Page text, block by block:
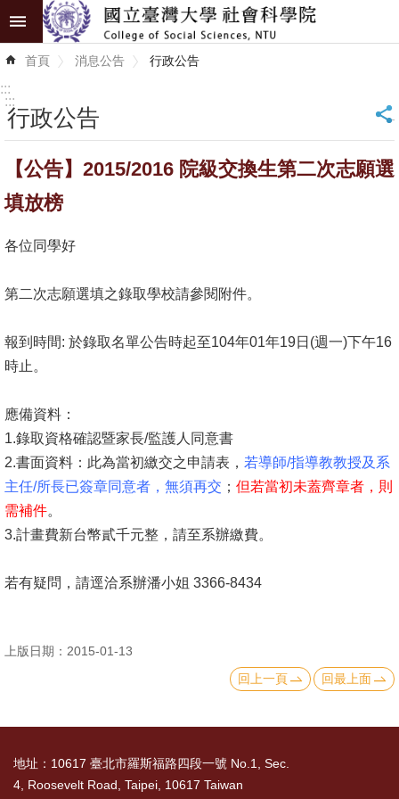
跳到主要內容區塊
進
階
識
學
研
消
息
公
告
國
化
教
法
及
首頁 消息公告 行政公告
:::
:::
行政公告 _
【公告】2015/2016 院級交換生第二次志願選
填放榜
各位同學好
第二次志願選填之錄取學校請參閱附件。
報到時間: 於錄取名單公告時起至104年01年19日(週一)下午16
時止。
應備資料：
1.錄取資格確認暨家長/監護人同意書
2.書面資料：此為當初繳交之申請表， 若導師/指導教教授及系
主任/所長已簽章同意者，無須再交 ； 但若當初未蓋齊章者，則
需補件。
3.計畫費新台幣貳千元整，請至系辦繳費。
若有疑問，請逕洽系辦潘小姐 3366-8434
上版日期：2015-01-13
回上一頁
回最上面
地址：10617 臺北市羅斯福路四段一號 No.1, Sec.
4, Roosevelt Road, Taipei, 10617 Taiwan